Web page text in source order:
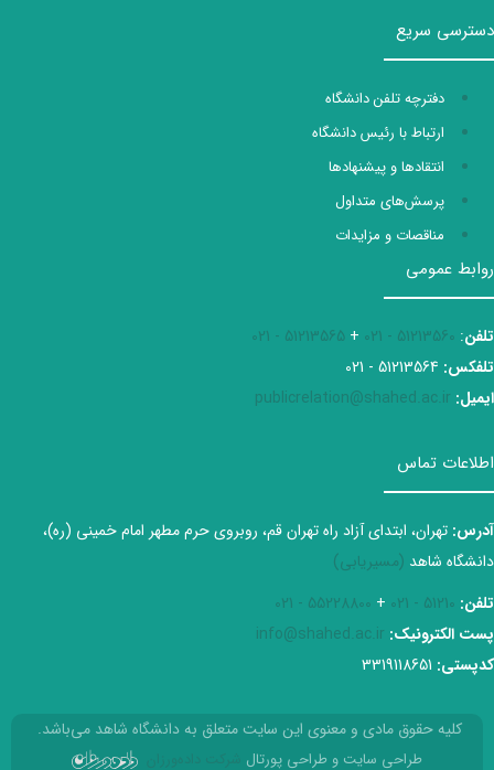
دسترسی سریع
دفترچه تلفن دانشگاه
ارتباط با رئیس دانشگاه
انتقادها و پیشنهادها
پرسش‌های متداول
مناقصات و مزایدات
روابط عمومی
تلفن:
51213560 - 021
+
51213565 - 021
تلفکس:
ایمیل: publicrelation@shahed.ac.ir
اطلاعات تماس
آدرس: تهران، ابتدای آزاد راه تهران قم، روبروی حرم مطهر امام خمینی (ره)،
دانشگاه شاهد (مسیریابی)
تلفن: 51210 - 021
+
55228800 - 021
پست الکترونیک: info@shahed.ac.ir
کدپستی:
کلیه حقوق مادی و معنوی این سایت متعلق به دانشگاه شاهد می‌باشد.
طراحی سایت و طراحی پورتال